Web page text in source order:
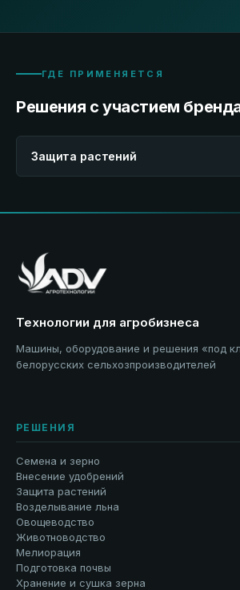
ГДЕ ПРИМЕНЯЕТСЯ
Решения с участием
Защита растений
Технологии для агробизнеса
Машины, оборудование и решения «под
белорусских сельхозпроизводителей
РЕШЕНИЯ
Семена и зерно
Внесение удобрений
Защита растений
Возделывание льна
Овощеводство
Животноводство
Мелиорация
Подготовка почвы
Хранение и сушка зерна